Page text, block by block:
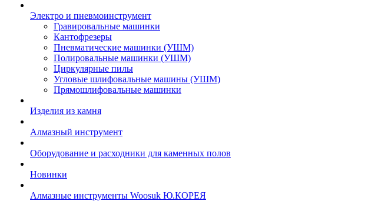
Электро и пневмоинструмент
Гравировальные машинки
Кантофрезеры
Пневматические машинки (УШМ)
Полировальные машинки (УШМ)
Циркулярные пилы
Угловые шлифовальные машины (УШМ)
Прямошлифовальные машинки
Изделия из камня
Алмазный инструмент
Оборудование и расходники для каменных полов
Новинки
Алмазные инструменты Woosuk Ю.КОРЕЯ